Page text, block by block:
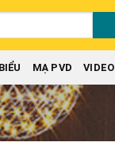
MẠ PVD VIDEO